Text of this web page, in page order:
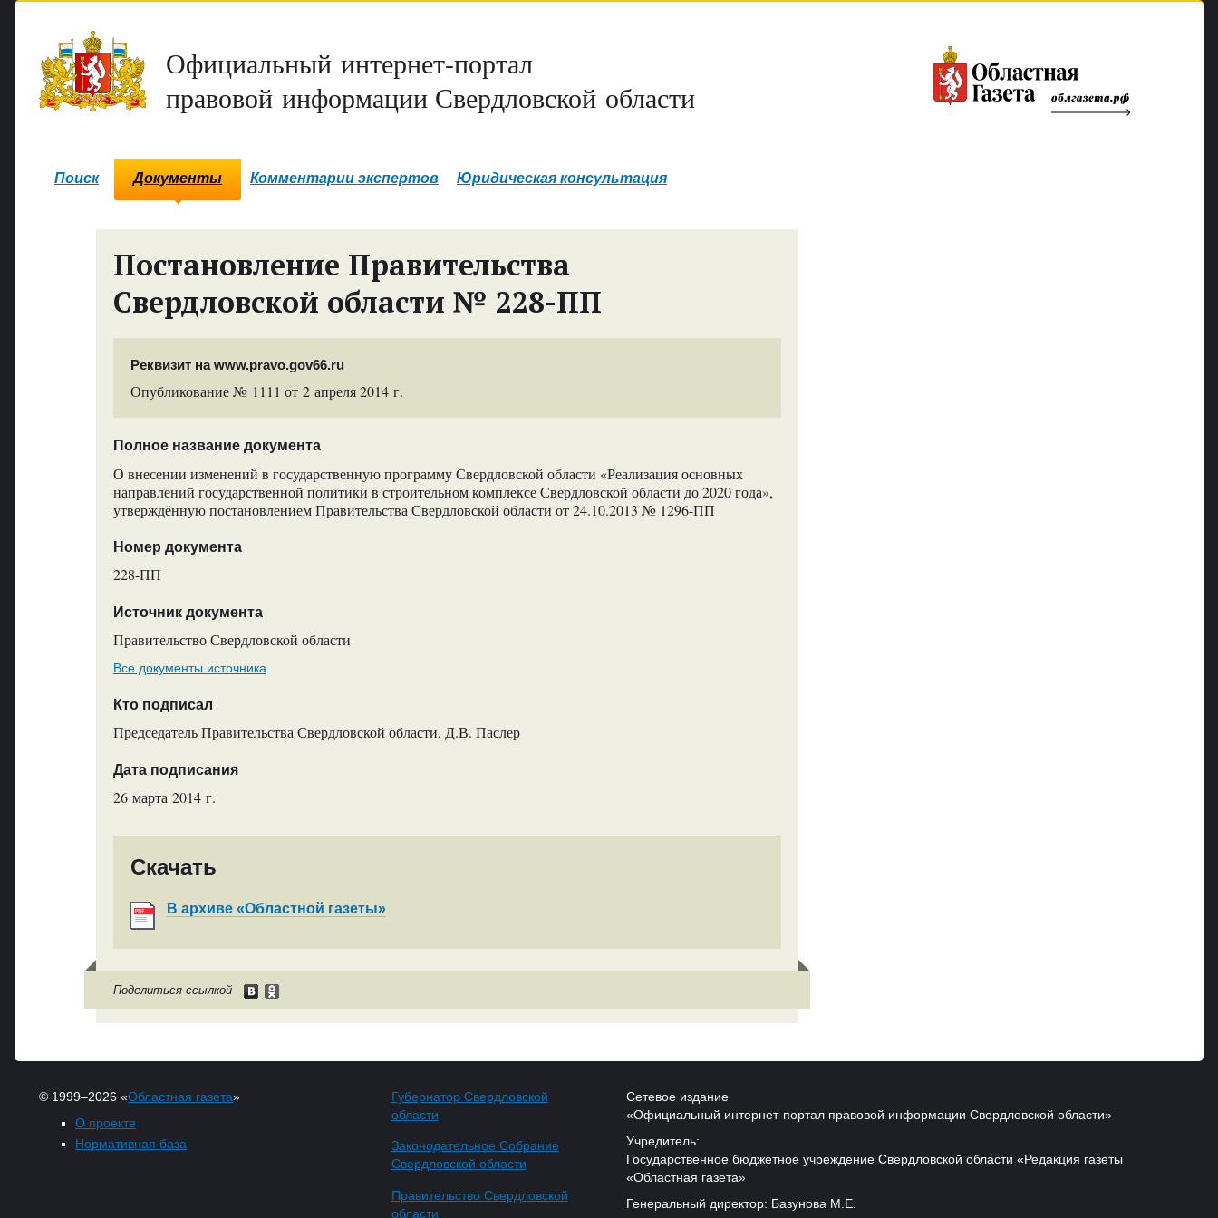
Официальный интернет-портал
правовой информации Свердловской области
Поиск Документы Комментарии экспертов Юридическая консультация
Постановление Правительства
Свердловской области № 228-ПП
Реквизит на www.pravo.gov66.ru
Опубликование № 1111 от 2 апреля 2014 г.
Полное название документа
О внесении изменений в государственную программу Свердловской области «Реализация основных
направлений государственной политики в строительном комплексе Свердловской области до 2020 года»,
утверждённую постановлением Правительства Свердловской области от 24.10.2013 № 1296-ПП
Номер документа
228-ПП
Источник документа
Правительство Свердловской области
Все документы источника
Кто подписал
Председатель Правительства Свердловской области, Д.В. Паслер
Дата подписания
26 марта 2014 г.
Скачать
В архиве «Областной газеты»
Поделиться ссылкой
© 1999–2026 «Областная газета»
О проекте
Нормативная база
Губернатор Свердловской
области
Законодательное Собрание
Свердловской области
Правительство Свердловской
области
Сетевое издание
«Официальный интернет-портал правовой информации Свердловской области»
Учредитель:
Государственное бюджетное учреждение Свердловской области «Редакция газеты
«Областная газета»
Генеральный директор: Базунова М.Е.